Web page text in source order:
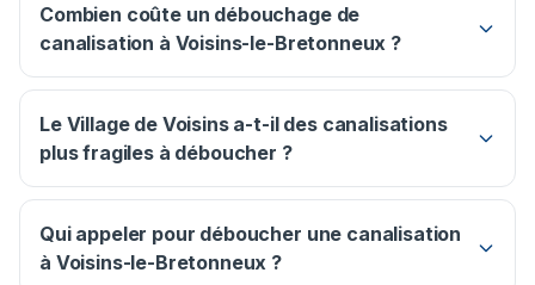
Combien coûte un débouchage de
canalisation à Voisins-le-Bretonneux ?
Le Village de Voisins a-t-il des canalisations
plus fragiles à déboucher ?
Qui appeler pour déboucher une canalisation
à Voisins-le-Bretonneux ?